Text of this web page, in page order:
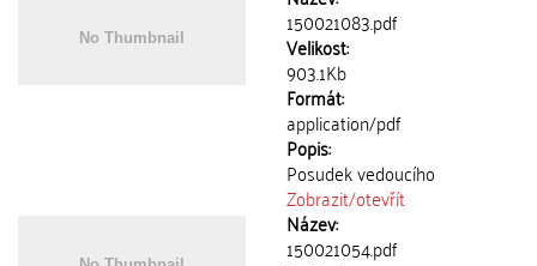
150021083.pdf
Velikost:
903.1Kb
Formát:
application/pdf
Popis:
Posudek vedoucího
Zobrazit/otevřít
Název:
150021054.pdf